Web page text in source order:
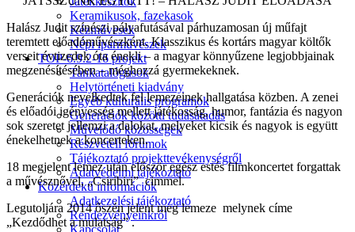
Keramikusok, fazekasok
Kézművesek
Népi iparművészek
TOP-6.9.2-16 projekt
Tankatalógusok
Helytörténeti kiadvány
Egyéb kulturális programok
Generációk közötti tudásátadás
Művelődő közösségek
Részvételi fórumok
Tájékoztató projekttevékenységről
Adatvédelmi tájékoztató
Közérdekű információk
Adatkezelési tájékoztató
Rendezvényeinkről
Kapcsolat
Halász Judit színészi pályafutásával párhuzamosan új műfajt
teremtett előadóművészként. Klasszikus és kortárs magyar költők
verseit évtizedek óta énekli – a magyar könnyűzene legjobbjainak
megzenésítésében – méghozzá gyermekeknek.
Generációk nevelkedtek fel lemezeinek hallgatása közben. A zenei
és előadói igényesség mellett játékosság, humor, fantázia és nagyon
sok szeretet jellemzi a dalokat, melyeket kicsik és nagyok is együtt
énekelhetnek a koncerteken.
18 megjelent lemez után először egész estés filmkoncertet forgattak
a művésznővel, „Csiribiri” cimmel.
Legutoljára 2014 őszén jelent meg lemeze melynek címe
„Kezdődhet a mulatság” .